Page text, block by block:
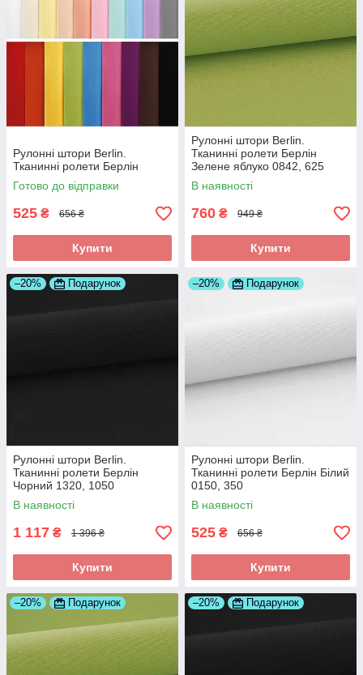
Рулонні штори Berlin.
Тканинні ролети Берлін
Готово до відправки
525 ₴ 656 ₴
Купити
Рулонні штори Berlin.
Тканинні ролети Берлін
Зелене яблуко 0842, 625
В наявності
760 ₴ 949 ₴
Купити
–20% Подарунок
Рулонні штори Berlin.
Тканинні ролети Берлін
Чорний 1320, 1050
В наявності
1 117 ₴ 1 396 ₴
Купити
–20% Подарунок
Рулонні штори Berlin.
Тканинні ролети Берлін Білий
0150, 350
В наявності
525 ₴ 656 ₴
Купити
–20% Подарунок –20% Подарунок